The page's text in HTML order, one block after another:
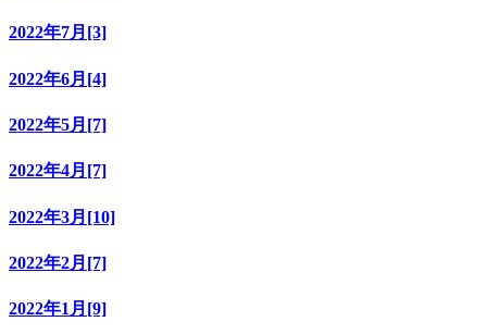
2022年7月[3]
2022年6月[4]
2022年5月[7]
2022年4月[7]
2022年3月[10]
2022年2月[7]
2022年1月[9]